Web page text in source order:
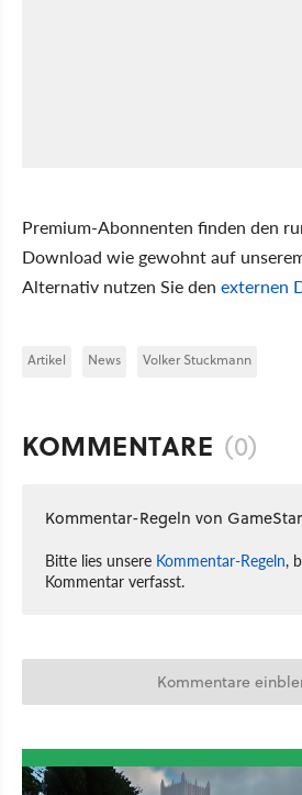
Premium-Abonnenten finden den
Download wie gewohnt auf
Alternativ nutzen Sie den externen
Artikel News Volker Stuckmann
KOMMENTARE (0)
Kommentar-Regeln von GameStar
Bitte lies unsere Kommentar-Regeln,
Kommentar verfasst.
Kommentare